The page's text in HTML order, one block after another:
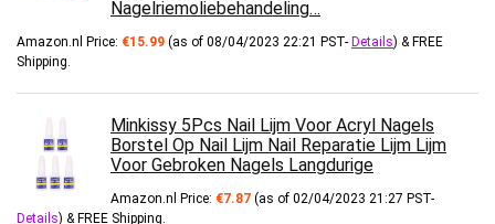
Nagelriemoliebehandeling…
Amazon.nl Price: €15.99 (as of 08/04/2023 22:21 PST- Details) & FREE
Shipping.
Minkissy 5Pcs Nail Lijm Voor Acryl Nagels
Borstel Op Nail Lijm Nail Reparatie Lijm Lijm
Voor Gebroken Nagels Langdurige
Amazon.nl Price: €7.87 (as of 02/04/2023 21:27 PST-
Details) & FREE Shipping.